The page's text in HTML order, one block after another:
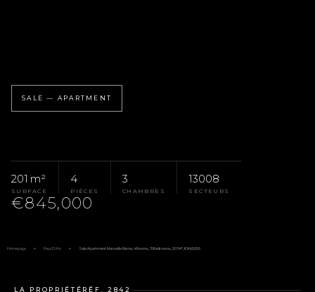
SALE — APARTMENT
201 m²
SURFACE
4
PIÈCES
3
CHAMBRES
13008
SECTEURS
€845,000
Homepage Pays D'Aix Sale Apartment Marseille 8ème, 4 Rooms, 3 Bedrooms, 201 M², €845,000
LA PROPRIÉTÉ RÉF. 2842